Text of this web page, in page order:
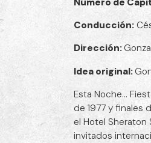
Conducción:
Dirección:
Idea original:
Esta Noche...
de 1977 y finales
el Hotel Sheraton
invitados